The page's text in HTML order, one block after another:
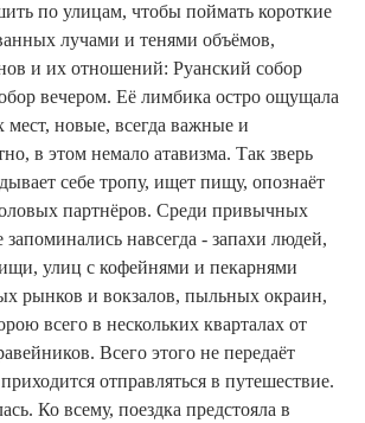
по улицам, чтобы поймать короткие
лучами и тенями объёмов,
и их отношений: Руанский собор
вечером. Её лимбика остро ощущала
мест, новые, все­гда важные и
в этом немало атавизма. Так зверь
себе тропу, ищет пищу, опознаёт
парт­нёров. Среди привычных
навсе­гда - запахи людей,
улиц с кофейнями и пекарнями
рынков и вокзалов, пыльных окраин,
всего в нескольких кварталах от
Всего этого не передаёт
отправляться в путешествие.
Ко всему, поездка предстояла в